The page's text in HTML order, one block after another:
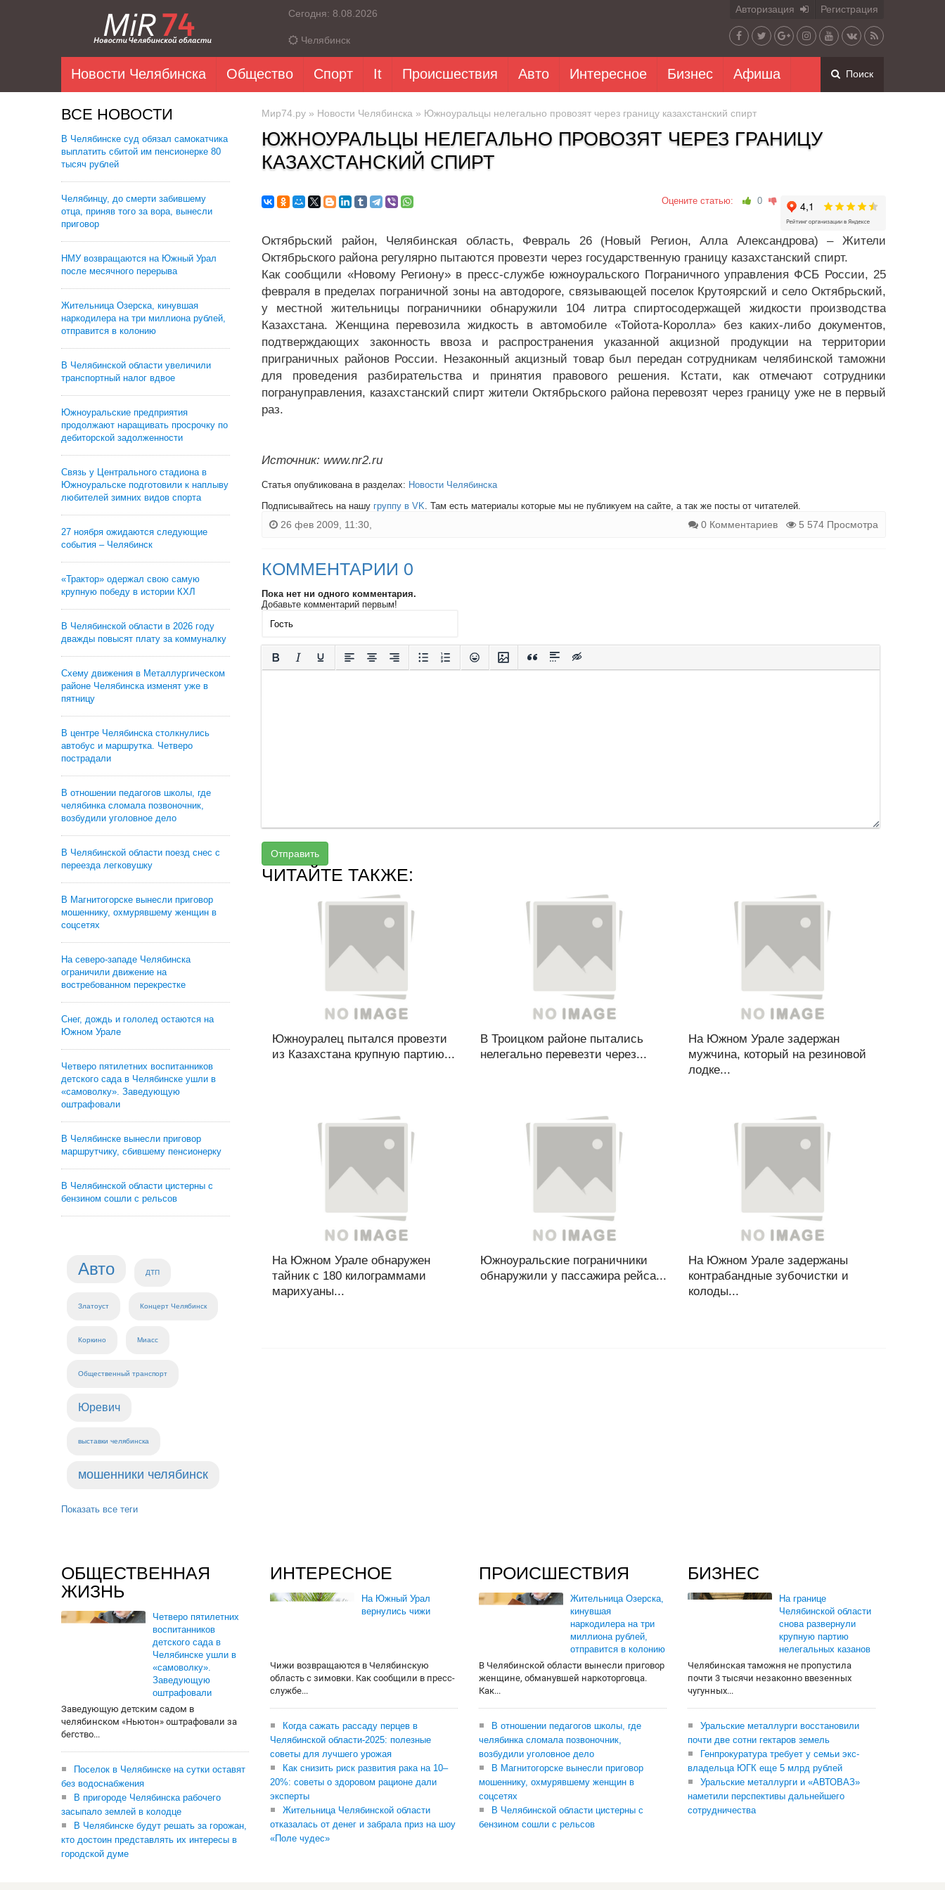
Сегодня: 8.08.2026
Челябинск
Авторизация Регистрация
Новости Челябинска Общество Спорт It Происшествия Авто Интересное Бизнес Афиша Поиск
ВСЕ НОВОСТИ
В Челябинске суд обязал самокатчика
выплатить сбитой им пенсионерке 80
тысяч рублей
Челябинцу, до смерти забившему
отца, приняв того за вора, вынесли
приговор
НМУ возвращаются на Южный Урал
после месячного перерыва
Жительница Озерска, кинувшая
наркодилера на три миллиона рублей,
отправится в колонию
В Челябинской области увеличили
транспортный налог вдвое
Южноуральские предприятия
продолжают наращивать просрочку по
дебиторской задолженности
Связь у Центрального стадиона в
Южноуральске подготовили к наплыву
любителей зимних видов спорта
27 ноября ожидаются следующие
события – Челябинск
«Трактор» одержал свою самую
крупную победу в истории КХЛ
В Челябинской области в 2026 году
дважды повысят плату за коммуналку
Схему движения в Металлургическом
районе Челябинска изменят уже в
пятницу
В центре Челябинска столкнулись
автобус и маршрутка. Четверо
пострадали
В отношении педагогов школы, где
челябинка сломала позвоночник,
возбудили уголовное дело
В Челябинской области поезд снес с
переезда легковушку
В Магнитогорске вынесли приговор
мошеннику, охмурявшему женщин в
соцсетях
На северо-западе Челябинска
ограничили движение на
востребованном перекрестке
Снег, дождь и гололед остаются на
Южном Урале
Четверо пятилетних воспитанников
детского сада в Челябинске ушли в
«самоволку». Заведующую
оштрафовали
В Челябинске вынесли приговор
маршрутчику, сбившему пенсионерку
В Челябинской области цистерны с
бензином сошли с рельсов
Авто ДТП
Златоуст Концерт Челябинск
Коркино Миасс
Общественный транспорт
Юревич
выставки челябинска
мошенники челябинск
Показать все теги
Мир74.ру » Новости Челябинска » Южноуральцы нелегально провозят через границу казахстанский спирт
ЮЖНОУРАЛЬЦЫ НЕЛЕГАЛЬНО ПРОВОЗЯТ ЧЕРЕЗ ГРАНИЦУ
КАЗАХСТАНСКИЙ СПИРТ
Оцените статью: 0
Октябрьский район, Челябинская область, Февраль 26 (Новый Регион, Алла Александрова) – Жители
Октябрьского района регулярно пытаются провезти через государственную границу казахстанский спирт.
Как сообщили «Новому Региону» в пресс-службе южноуральского Пограничного управления ФСБ России, 25
февраля в пределах пограничной зоны на автодороге, связывающей поселок Крутоярский и село Октябрьский,
у местной жительницы пограничники обнаружили 104 литра спиртосодержащей жидкости производства
Казахстана. Женщина перевозила жидкость в автомобиле «Тойота-Королла» без каких-либо документов,
подтверждающих законность ввоза и распространения указанной акцизной продукции на территории
приграничных районов России. Незаконный акцизный товар был передан сотрудникам челябинской таможни
для проведения разбирательства и принятия правового решения. Кстати, как отмечают сотрудники
погрануправления, казахстанский спирт жители Октябрьского района перевозят через границу уже не в первый
раз.
Источник: www.nr2.ru
Статья опубликована в разделах: Новости Челябинска
Подписывайтесь на нашу группу в VK. Там есть материалы которые мы не публикуем на сайте, а так же посты от читателей.
26 фев 2009, 11:30, 0 Комментариев 5 574 Просмотра
КОММЕНТАРИИ 0
Пока нет ни одного комментария.
Добавьте комментарий первым!
Отправить
ЧИТАЙТЕ ТАКЖЕ:
Южноуралец пытался провезти
из Казахстана крупную партию...
В Троицком районе пытались
нелегально перевезти через...
На Южном Урале задержан
мужчина, который на резиновой
лодке...
На Южном Урале обнаружен
тайник с 180 килограммами
марихуаны...
Южноуральские пограничники
обнаружили у пассажира рейса...
На Южном Урале задержаны
контрабандные зубочистки и
колоды...
ОБЩЕСТВЕННАЯ
ЖИЗНЬ
Четверо пятилетних
воспитанников
детского сада в
Челябинске ушли в
«самоволку».
Заведующую
оштрафовали
Заведующую детским садом в
челябинском «Ньютон» оштрафовали за
бегство...
Поселок в Челябинске на сутки оставят
без водоснабжения
В пригороде Челябинска рабочего
засыпало землей в колодце
В Челябинске будут решать за горожан,
кто достоин представлять их интересы в
городской думе
ИНТЕРЕСНОЕ
На Южный Урал
вернулись чижи
Чижи возвращаются в Челябинскую
область с зимовки. Как сообщили в пресс-
службе...
Когда сажать рассаду перцев в
Челябинской области-2025: полезные
советы для лучшего урожая
Как снизить риск развития рака на 10–
20%: советы о здоровом рационе дали
эксперты
Жительница Челябинской области
отказалась от денег и забрала приз на шоу
«Поле чудес»
ПРОИСШЕСТВИЯ
Жительница Озерска,
кинувшая
наркодилера на три
миллиона рублей,
отправится в колонию
В Челябинской области вынесли приговор
женщине, обманувшей наркоторговца.
Как...
В отношении педагогов школы, где
челябинка сломала позвоночник,
возбудили уголовное дело
В Магнитогорске вынесли приговор
мошеннику, охмурявшему женщин в
соцсетях
В Челябинской области цистерны с
бензином сошли с рельсов
БИЗНЕС
На границе
Челябинской области
снова развернули
крупную партию
нелегальных казанов
Челябинская таможня не пропустила
почти 3 тысячи незаконно ввезенных
чугунных...
Уральские металлурги восстановили
почти две сотни гектаров земель
Генпрокуратура требует у семьи экс-
владельца ЮГК еще 5 млрд рублей
Уральские металлурги и «АВТОВАЗ»
наметили перспективы дальнейшего
сотрудничества